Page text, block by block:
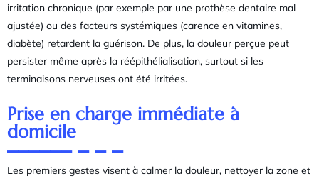
irritation chronique (par exemple par une prothèse dentaire mal
ajustée) ou des facteurs systémiques (carence en vitamines,
diabète) retardent la guérison. De plus, la douleur perçue peut
persister même après la réépithélialisation, surtout si les
terminaisons nerveuses ont été irritées.
Prise en charge immédiate à
domicile
Les premiers gestes visent à calmer la douleur, nettoyer la zone et